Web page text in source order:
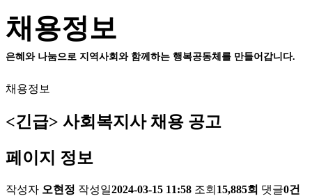
채용정보
은혜와 나눔으로 지역사회와 함께하는 행복공동체를 만들어갑니다.
채용정보
<긴급> 사회복지사 채용 공고
페이지 정보
작성자 오현정 작성일2024-03-15 11:58 조회 15,885회 댓글0건